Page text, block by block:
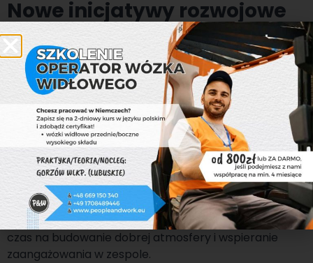
Nowe inicjatywy rozwojowe
Wiosna to dobry czas na organizację szkoleń i
warsztatów rozwijających kompetencje
pracowników.
Warto zaplanować inspirujące spotkania i
wydarzenia, które pobudzą kreatywność i
zaangażowanie zespołu.
Wiosna to doskonały moment na pozytywne zmiany w
firmie. Świadome działania, takie jak elastyczne
podejście do pracy, integracja zespołu czy poprawa
przestrzeni biurowej, mogą znacząco wpłynąć na
motywację pracowników. Warto wykorzystać ten
czas na budowanie dobrej atmosfery i wspieranie
zaangażowania w zespole.